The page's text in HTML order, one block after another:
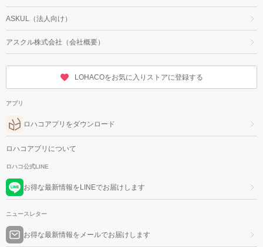
ASKUL（法人向け）
アスクル株式会社（会社概要）
LOHACOをお気に入りストアに登録する
アプリ
ロハコアプリをダウンロード
ロハコアプリについて
ロハコ公式LINE
お得な最新情報をLINEでお届けします
ニュースレター
お得な最新情報をメールでお届けします